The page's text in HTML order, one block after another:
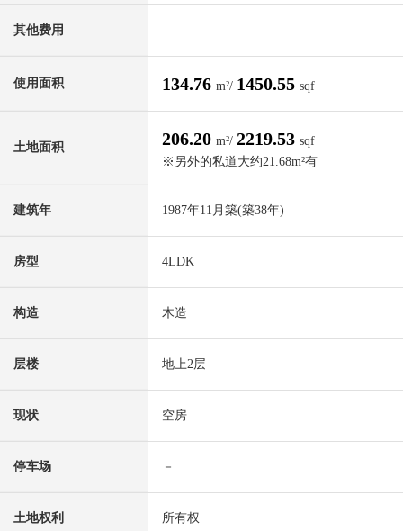
其他费用
使用面积 134.76 m²/ 1450.55 sqf
土地面积 206.20 m²/ 2219.53 sqf
※另外的私道大约21.68m²有
建筑年 1987年11月築(築38年)
房型 4LDK
构造 木造
层楼 地上2层
现状 空房
停车场 －
土地权利 所有权